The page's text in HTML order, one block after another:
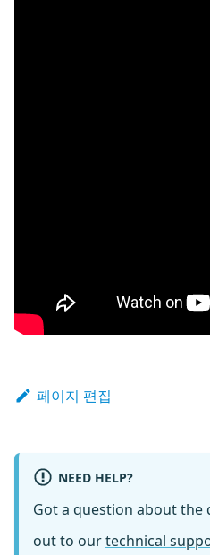
페이지 편집
NEED HELP?
Got a question about the
out to ourtechnical